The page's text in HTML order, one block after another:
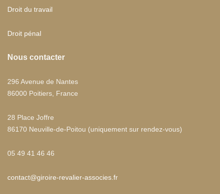
Droit du travail
Droit pénal
Nous contacter
296 Avenue de Nantes
86000 Poitiers, France
28 Place Joffre
86170 Neuville-de-Poitou (uniquement sur rendez-vous)
05 49 41 46 46
contact@giroire-revalier-associes.fr